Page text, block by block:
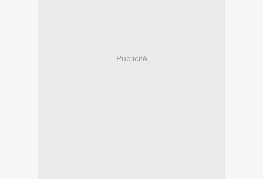
Publicité